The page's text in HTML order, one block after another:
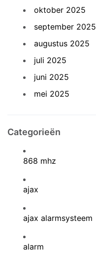
oktober 2025
september 2025
augustus 2025
juli 2025
juni 2025
mei 2025
Categorieën
868 mhz
ajax
ajax alarmsysteem
alarm